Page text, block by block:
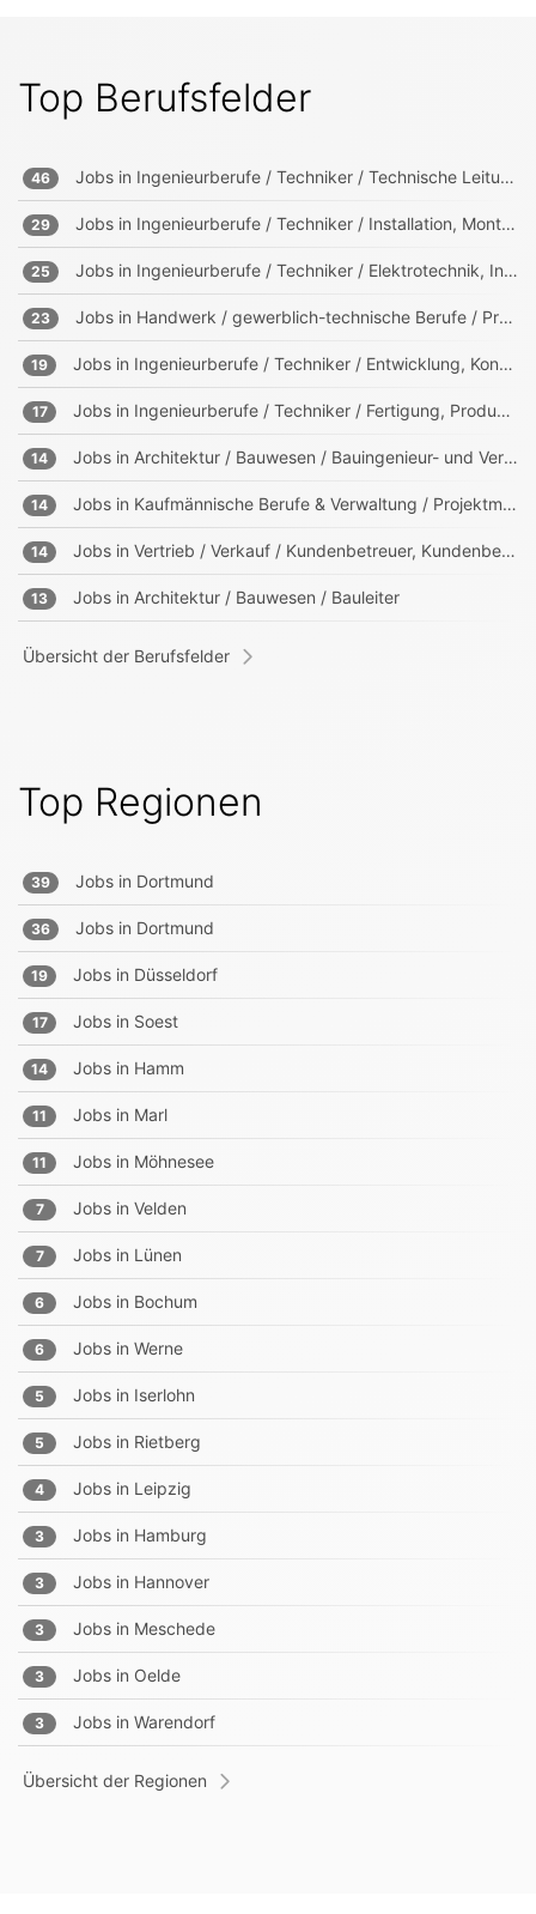
Top Berufsfelder
46 Jobs in Ingenieurberufe / Techniker / Technische Leitung, Projektleitung
29 Jobs in Ingenieurberufe / Techniker / Installation, Montage, Wartung
25 Jobs in Ingenieurberufe / Techniker / Elektrotechnik, Informationstechnik, Mechatronik
23 Jobs in Handwerk / gewerblich-technische Berufe / Produktion
19 Jobs in Ingenieurberufe / Techniker / Entwicklung, Konstruktion, Produktmanagement
17 Jobs in Ingenieurberufe / Techniker / Fertigung, Produktion
14 Jobs in Architektur / Bauwesen / Bauingenieur- und Vermessungswesen
14 Jobs in Kaufmännische Berufe & Verwaltung / Projektmanagement, Projektleitung
14 Jobs in Vertrieb / Verkauf / Kundenbetreuer, Kundenberater
13 Jobs in Architektur / Bauwesen / Bauleiter
Übersicht der Berufsfelder
Top Regionen
39 Jobs in Dortmund
36 Jobs in Dortmund
19 Jobs in Düsseldorf
17 Jobs in Soest
14 Jobs in Hamm
11 Jobs in Marl
11 Jobs in Möhnesee
7 Jobs in Velden
7 Jobs in Lünen
6 Jobs in Bochum
6 Jobs in Werne
5 Jobs in Iserlohn
5 Jobs in Rietberg
4 Jobs in Leipzig
3 Jobs in Hamburg
3 Jobs in Hannover
3 Jobs in Meschede
3 Jobs in Oelde
3 Jobs in Warendorf
Übersicht der Regionen